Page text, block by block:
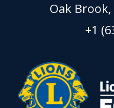
Oak Brook,
+1